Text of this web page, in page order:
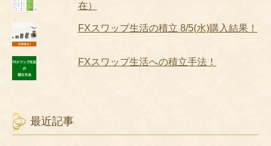
在）
FXスワップ生活の積立 8/5(水)購入結果！
FXスワップ生活への積立手法！
最近記事